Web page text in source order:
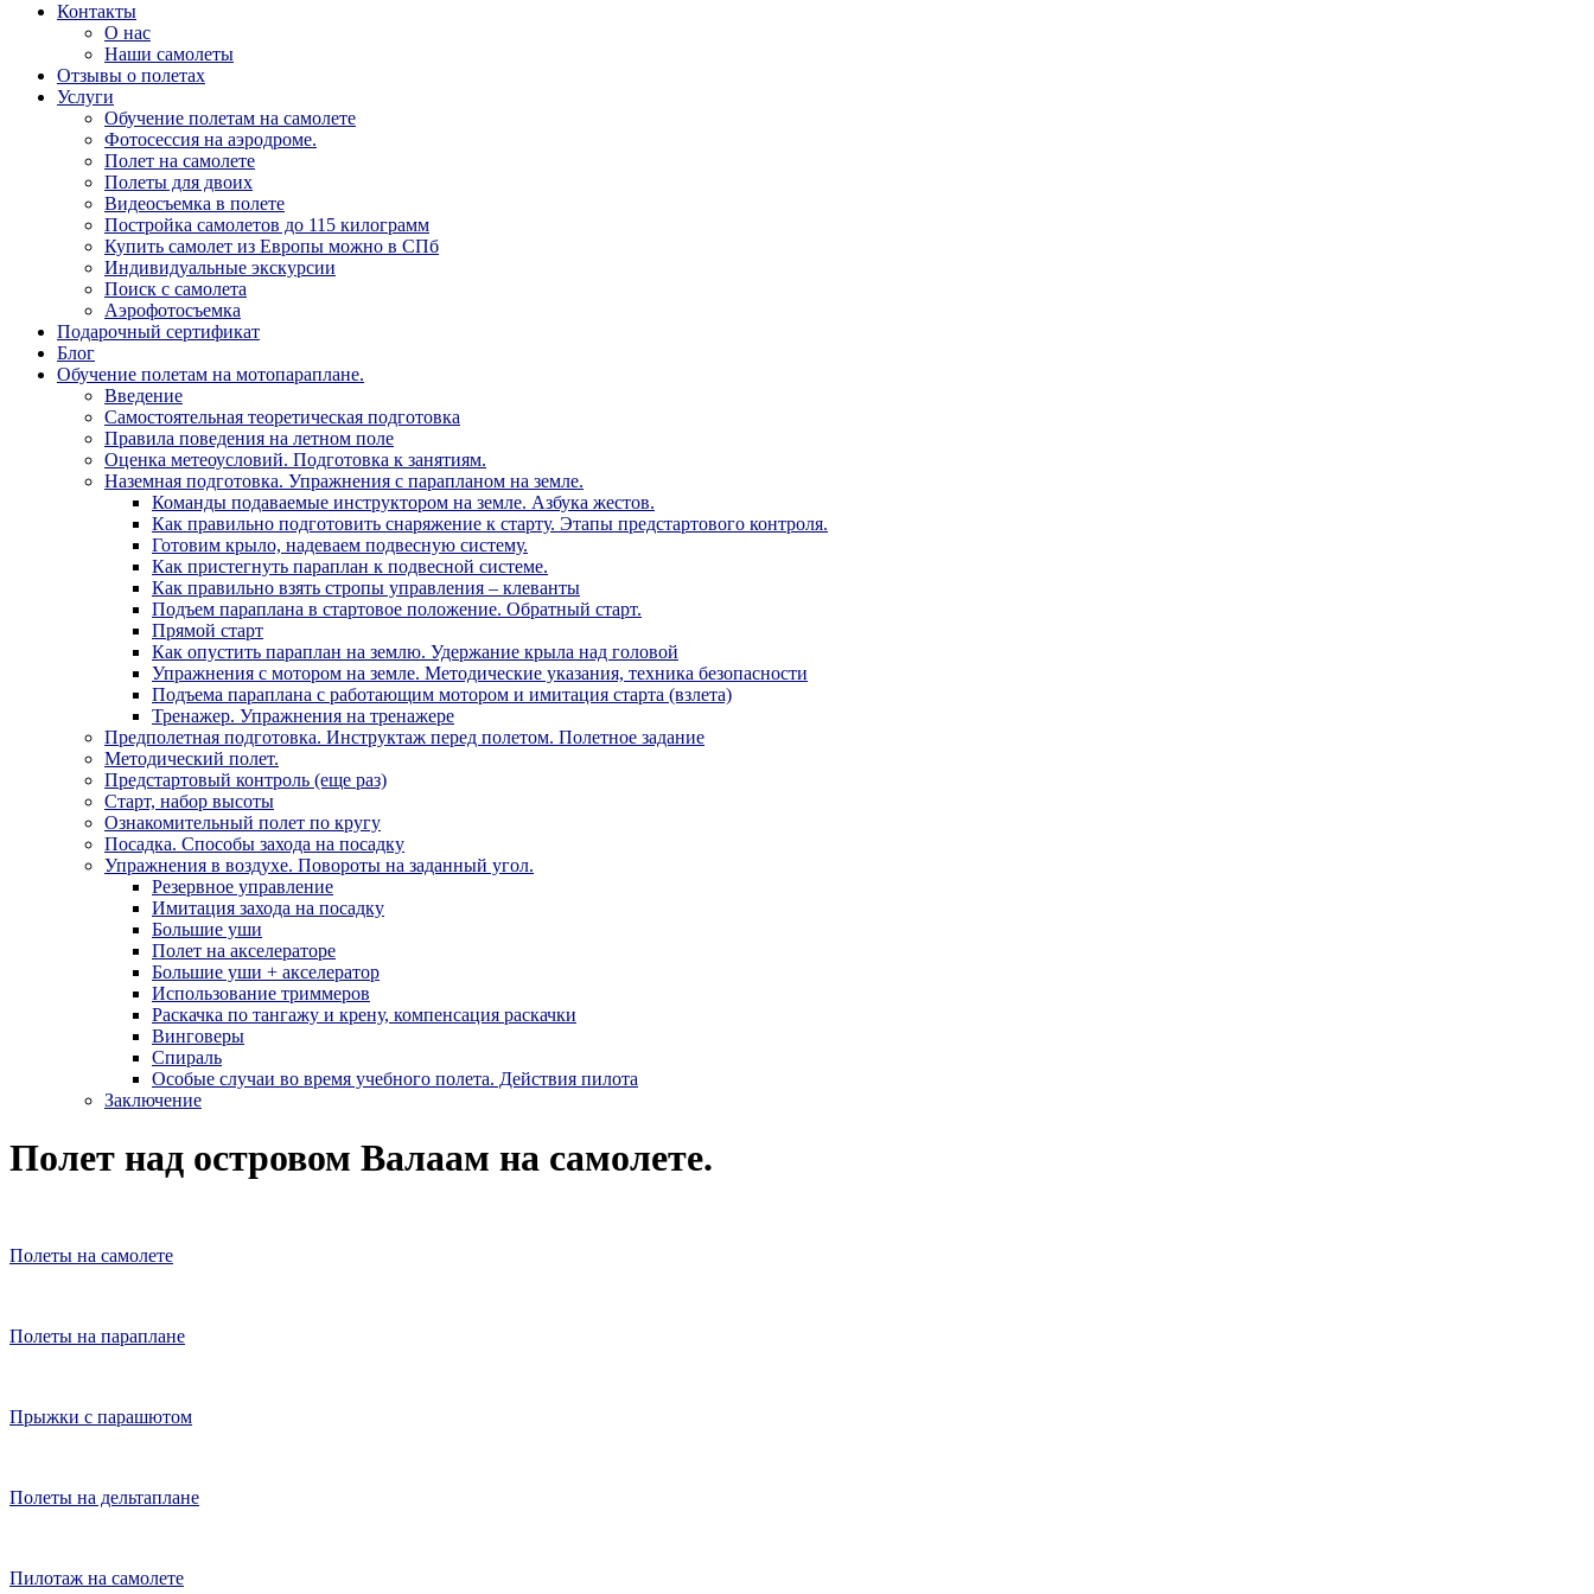
Контакты
О нас
Наши самолеты
Отзывы о полетах
Услуги
Обучение полетам на самолете
Фотосессия на аэродроме.
Полет на самолете
Полеты для двоих
Видеосъемка в полете
Постройка самолетов до 115 килограмм
Купить самолет из Европы можно в СПб
Индивидуальные экскурсии
Поиск с самолета
Аэрофотосъемка
Подарочный сертификат
Блог
Обучение полетам на мотопараплане.
Введение
Самостоятельная теоретическая подготовка
Правила поведения на летном поле
Оценка метеоусловий. Подготовка к занятиям.
Наземная подготовка. Упражнения с парапланом на земле.
Команды подаваемые инструктором на земле. Азбука жестов.
Как правильно подготовить снаряжение к старту. Этапы предстартового контроля.
Готовим крыло, надеваем подвесную систему.
Как пристегнуть параплан к подвесной системе.
Как правильно взять стропы управления – клеванты
Подъем параплана в стартовое положение. Обратный старт.
Прямой старт
Как опустить параплан на землю. Удержание крыла над головой
Упражнения с мотором на земле. Методические указания, техника безопасности
Подъема параплана с работающим мотором и имитация старта (взлета)
Тренажер. Упражнения на тренажере
Предполетная подготовка. Инструктаж перед полетом. Полетное задание
Методический полет.
Предстартовый контроль (еще раз)
Старт, набор высоты
Ознакомительный полет по кругу
Посадка. Способы захода на посадку
Упражнения в воздухе. Повороты на заданный угол.
Резервное управление
Имитация захода на посадку
Большие уши
Полет на акселераторе
Большие уши + акселератор
Использование триммеров
Раскачка по тангажу и крену, компенсация раскачки
Винговеры
Спираль
Особые случаи во время учебного полета. Действия пилота
Заключение
Полет над островом Валаам на самолете.
Полеты на самолете
Полеты на параплане
Прыжки с парашютом
Полеты на дельтаплане
Пилотаж на самолете